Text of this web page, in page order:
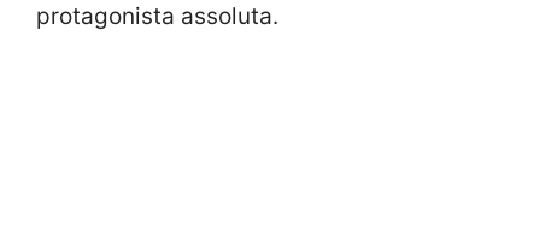
protagonista assoluta.